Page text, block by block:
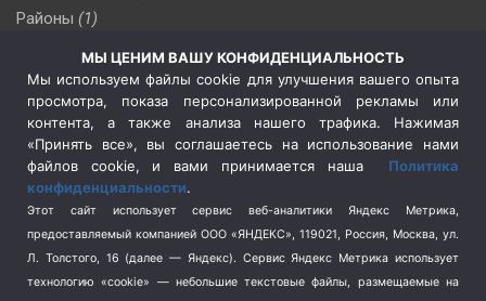
Районы (1)
(510)
Сельское хозяйство (3)
Социальная политика
(3)
Спецоперация в Украине
Спецоперация на Украине
(404)
Спорт (740)
Терроризм (1)
Транспорт (262)
МЫ ЦЕНИМ ВАШУ КОНФИДЕНЦИАЛЬНОСТЬ
Мы используем файлы cookie для улучшения вашего опыта
просмотра, показа персонализированной рекламы или
контента, а также анализа нашего трафика. Нажимая
«Принять все», вы соглашаетесь на использование нами
файлов cookie, и вами принимается наша Политика
конфиденциальности.
Этот сайт использует сервис веб-аналитики Яндекс Метрика,
предоставляемый компанией ООО «ЯНДЕКС», 119021, Россия, Москва, ул.
Л. Толстого, 16 (далее — Яндекс). Сервис Яндекс Метрика использует
технологию «cookie» — небольшие текстовые файлы, размещаемые на